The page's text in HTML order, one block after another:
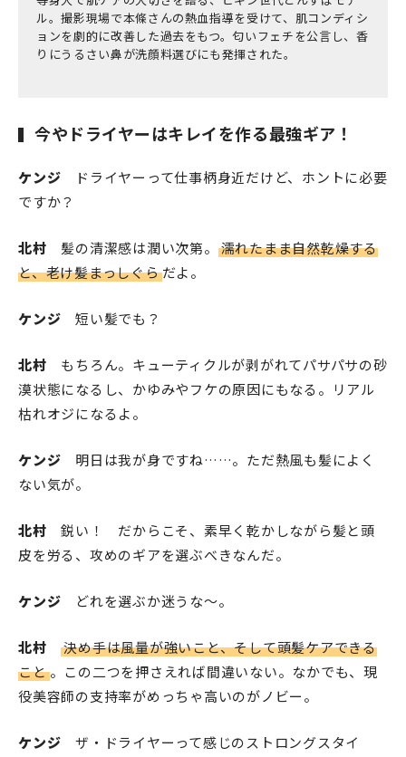
ル。撮影現場で本條さんの熱血指導を受けて、肌コンディシ
ョンを劇的に改善した過去をもつ。匂いフェチを公言し、香
りにうるさい鼻が洗顔料選びにも発揮された。
今やドライヤーはキレイを作る最強ギア！
ケンジ ドライヤーって仕事柄身近だけど、ホントに必要
ですか？
北村 髪の清潔感は潤い次第。 濡れたまま自然乾燥する
と、老け髪まっしぐらだよ。
ケンジ 短い髪でも？
北村 もちろん。キューティクルが剥がれてパサパサの砂
漠状態になるし、かゆみやフケの原因にもなる。リアル
枯れオジになるよ。
ケンジ 明日は我が身ですね……。ただ熱風も髪によく
ない気が。
北村 鋭い！ だからこそ、素早く乾かしながら髪と頭
皮を労る、攻めのギアを選ぶべきなんだ。
ケンジ どれを選ぶか迷うな〜。
北村
決め手は風量が強いこと、そして頭髪ケアできる
こと。この二つを押さえれば間違いない。なかでも、現
役美容師の支持率がめっちゃ高いのがノビー。
ケンジ ザ・ドライヤーって感じのストロングスタイ